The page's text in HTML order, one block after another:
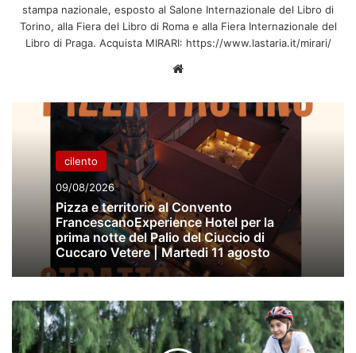
stampa nazionale, esposto al Salone Internazionale del Libro di
Torino, alla Fiera del Libro di Roma e alla Fiera Internazionale del
Libro di Praga. Acquista MIRARI: https://www.lastaria.it/mirari/
cilento
09/08/2026
Pizza e territorio al Convento
FrancescanoExperience Hotel per la
prima notte del Palio del Ciuccio di
Cuccaro Vetere | Martedi 11 agosto
“PRIMUM
NON
NOCERE”